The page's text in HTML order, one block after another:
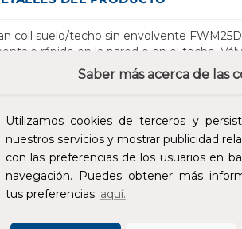
Saber más acerca de las
Utilizamos cookies de terceros y
nuestros servicios y mostrar publicidad
con las preferencias de los usuarios en
navegación. Puedes obtener más
tus preferencias aquí.
coil suelo/techo sin envolvente
rápido en la pared o en el techo.
y 3 vías preinstaladas disponibles. Las
lo que no es necesaria la instalación de
Conexiones de acople rápido para las
necesario utilizar herramientas. El filtro de
para limpiarlo.